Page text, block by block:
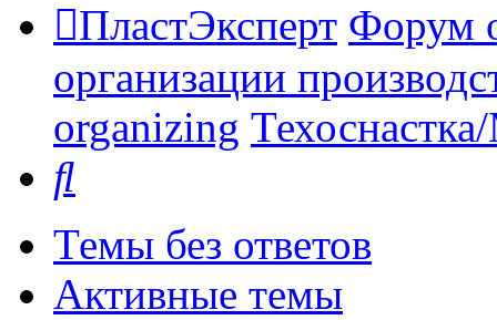
ПластЭксперт Форум
организации
organizing
Темы без ответов
Активные темы